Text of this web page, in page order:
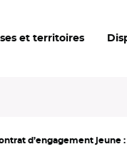
et territoires
d’engagement jeune :